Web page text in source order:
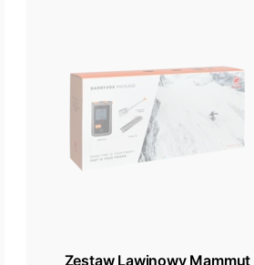
Zestaw Lawinowy Mammut